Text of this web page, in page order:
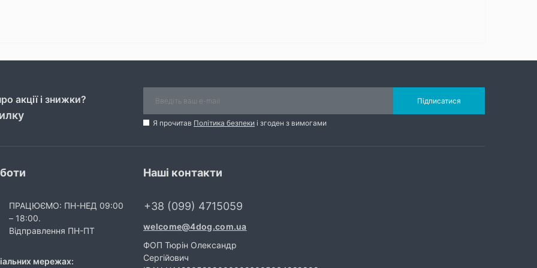
акції і знижки? Підписатися
Я прочитав Політика безпеки і згоден з вимогами
ПРАЦЮЄМО: ПН-НЕД 09:00
– 18:00.
Відправлення ПН-ПТ
мережах:
Наші контакти
+38 (099) 4715059
welcome@4dog.com.ua
ФОП Тюрін Олександр
Сергійович